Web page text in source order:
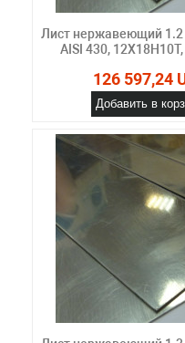
Лист нержавеющий 1.2
AISI 430, 12Х18Н10Т,
126 597,24
Добавить в